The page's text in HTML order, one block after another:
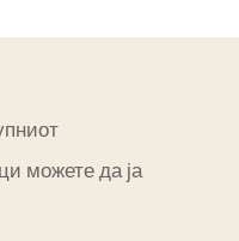
можете да ја